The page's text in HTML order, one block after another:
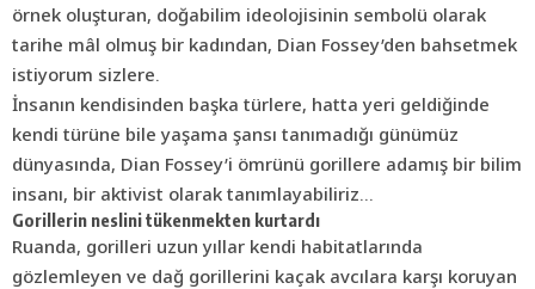
örnek oluşturan, doğabilim ideolojisinin sembolü olarak
tarihe mâl olmuş bir kadından, Dian Fossey’den bahsetmek
istiyorum sizlere.
İnsanın kendisinden başka türlere, hatta yeri geldiğinde
kendi türüne bile yaşama şansı tanımadığı günümüz
dünyasında, Dian Fossey’i ömrünü gorillere adamış bir bilim
insanı, bir aktivist olarak tanımlayabiliriz…
Gorillerin neslini tükenmekten kurtardı
Ruanda, gorilleri uzun yıllar kendi habitatlarında
gözlemleyen ve dağ gorillerini kaçak avcılara karşı koruyan